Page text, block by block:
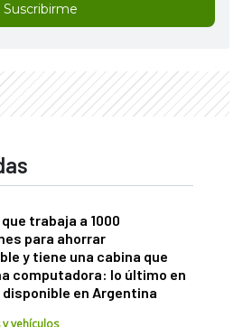
Suscribirme
trabaja a 1000
para ahorrar
y tiene una cabina que
computadora: lo último en
disponible en Argentina
vehículos